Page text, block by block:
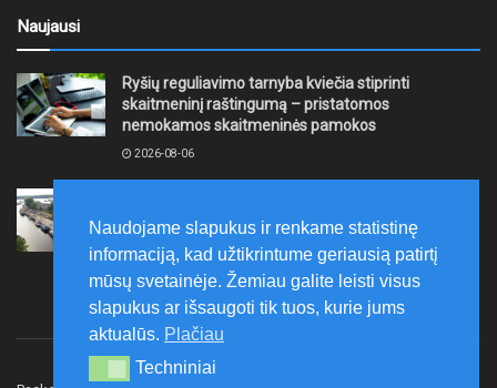
Naujausi
Ryšių reguliavimo tarnyba kviečia stiprinti
skaitmeninį raštingumą – pristatomos
nemokamos skaitmeninės pamokos
2026-08-06
Klaipėdoje juda į priekį
2026-08-06
Naudojame slapukus ir renkame statistinę
informaciją, kad užtikrintume geriausią patirtį
mūsų svetainėje. Žemiau galite leisti visus
slapukus ar išsaugoti tik tuos, kurie jums
aktualūs. Plačiau
Techniniai
Techniniai